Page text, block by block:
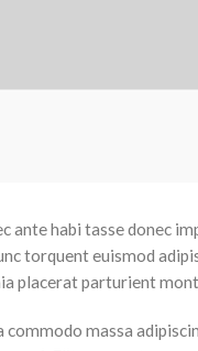
ante habi tasse donec
torquent euismod
placerat parturient
massa